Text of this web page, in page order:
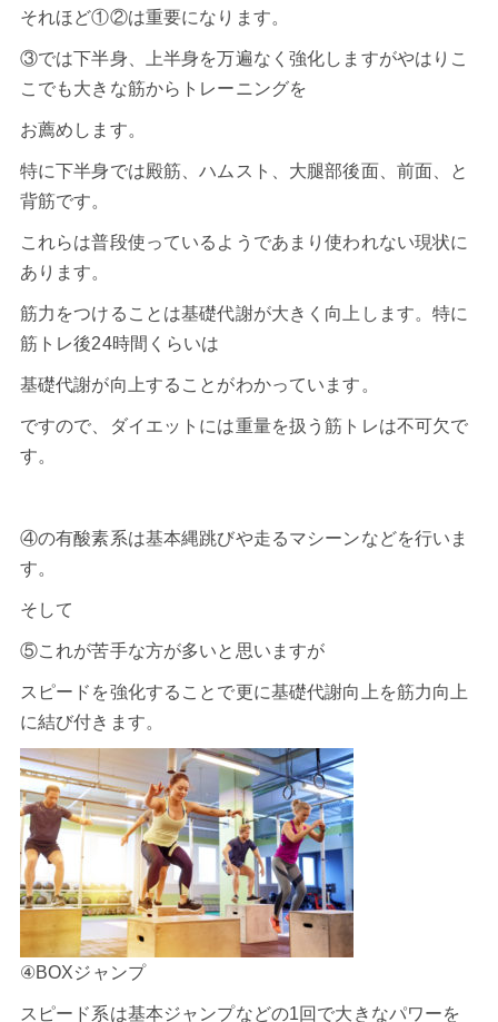
それほど①②は重要になります。
③では下半身、上半身を万遍なく強化しますがやはりこ
こでも大きな筋からトレーニングを
お薦めします。
特に下半身では殿筋、ハムスト、大腿部後面、前面、と
背筋です。
これらは普段使っているようであまり使われない現状に
あります。
筋力をつけることは基礎代謝が大きく向上します。特に
筋トレ後24時間くらいは
基礎代謝が向上することがわかっています。
ですので、ダイエットには重量を扱う筋トレは不可欠で
す。
④の有酸素系は基本縄跳びや走るマシーンなどを行いま
す。
そして
⑤これが苦手な方が多いと思いますが
スピードを強化することで更に基礎代謝向上を筋力向上
に結び付きます。
④BOXジャンプ
スピード系は基本ジャンプなどの1回で大きなパワーを